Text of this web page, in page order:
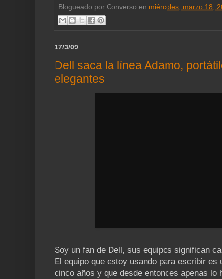
Blogueado por Converso en miércoles, marzo 18,
17/3/09
Dell saca la línea Adamo,
elegantes
Soy un fan de Dell, sus equipos significan
El equipo que estoy usando para escribir es
cinco años y que desde entonces apenas lo